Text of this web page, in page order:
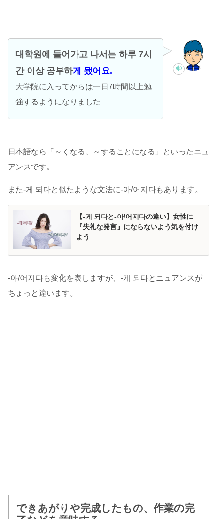
대학원에 들어가고 나서는 하루 7시
간 이상 공부하게 됐어요.
大学院に入ってからは一日7時間以上勉
強するようになりました
日本語なら「～くなる、～することになる」といったニュ
アンスです。
また-게 되다と似たような文法に-아/어지다もあります。
【-게 되다と-아/어지다の違い】女性に
『失礼な発言』にならないよう気を付け
よう
-아/어지다も変化を表しますが、-게 되다とニュアンスが
ちょっと違います。
できあがりや完成したもの、作業の完